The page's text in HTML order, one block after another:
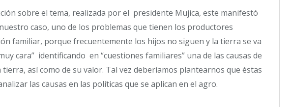
sobre el tema, realizada por el presidente Mujica, este manifestó
caso, uno de los problemas que tienen los productores
familiar, porque frecuentemente los hijos no siguen y la tierra se va
cara” identificando en “cuestiones familiares” una de las causas de
tierra, así como de su valor. Tal vez deberíamos plantearnos que éstas
las causas en las políticas que se aplican en el agro.